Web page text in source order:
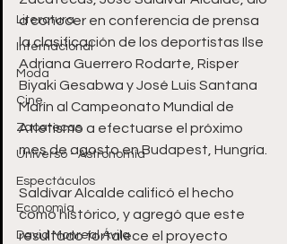
Literatura
Internacional
Moda
Cine
Zacatecas
Universo - Astronomía
Espectáculos
Economía
David Monreal Ávila
a conocer en conferencia de prensa
la clasificación de los deportistas Ilse
Adriana Guerrero Rodarte, Risper
Biyaki Gesabwa y José Luis Santana
Marín al Campeonato Mundial de
Atletismo a efectuarse el próximo
mes de agosto en Budapest, Hungría.
Saldívar Alcalde calificó el hecho
como histórico, y agregó que este
resultado fortalece el proyecto